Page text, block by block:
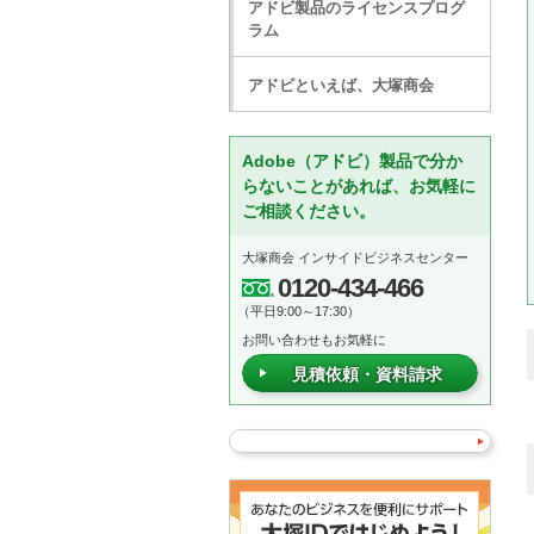
アドビ製品のライセンスプログ
ラム
アドビといえば、大塚商会
Adobe（アドビ）製品で分か
らないことがあれば、お気軽に
ご相談ください。
大塚商会 インサイドビジネスセンター
0120-434-466
（平日9:00～17:30）
お問い合わせもお気軽に
見積依頼・資料請求